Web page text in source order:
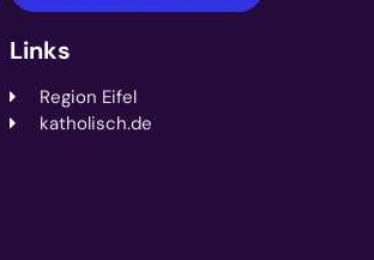
Links
Region Eifel
katholisch.de